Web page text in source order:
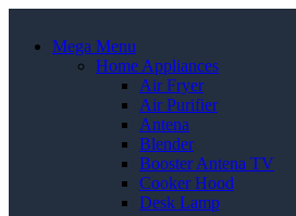
Mega Menu
Home Appliances
Air Fryer
Air Purifier
Antena
Blender
Booster Antena TV
Cooker Hood
Desk Lamp